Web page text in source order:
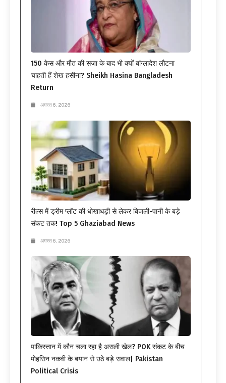
150 केस और मौत की सजा के बाद भी क्यों बांग्लादेश लौटना
चाहती हैं शेख हसीना? Sheikh Hasina Bangladesh
Return
अगस्त 6, 2026
रील्स में ड्रीम प्लॉट की धोखाधड़ी से लेकर बिजली-पानी के बड़े
संकट तक! Top 5 Ghaziabad News
अगस्त 6, 2026
पाकिस्तान में कौन चला रहा है असली खेल? POK संकट के बीच
मोहसिन नकवी के बयान से उठे बड़े सवाल| Pakistan
Political Crisis